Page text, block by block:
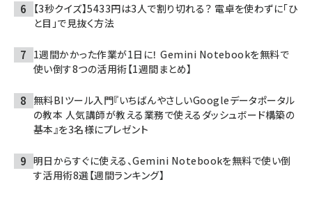
【3秒クイズ】5433円は3人で割り切れる？ 電卓を使わずに「ひ
と目」で見抜く方法
1週間かかった作業が1日に！ Gemini Notebookを無料で
使い倒す8つの活用術【1週間まとめ】
無料BIツール入門『いちばんやさしいGoogleデータポータル
の教本 人気講師が教える業務で使えるダッシュボード構築の
基本』を3名様にプレゼント
明日からすぐに使える、Gemini Notebookを無料で使い倒
す活用術8選【週間ランキング】